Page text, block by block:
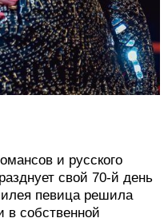
и русского
свой 70-й день
певица решила
в собственной